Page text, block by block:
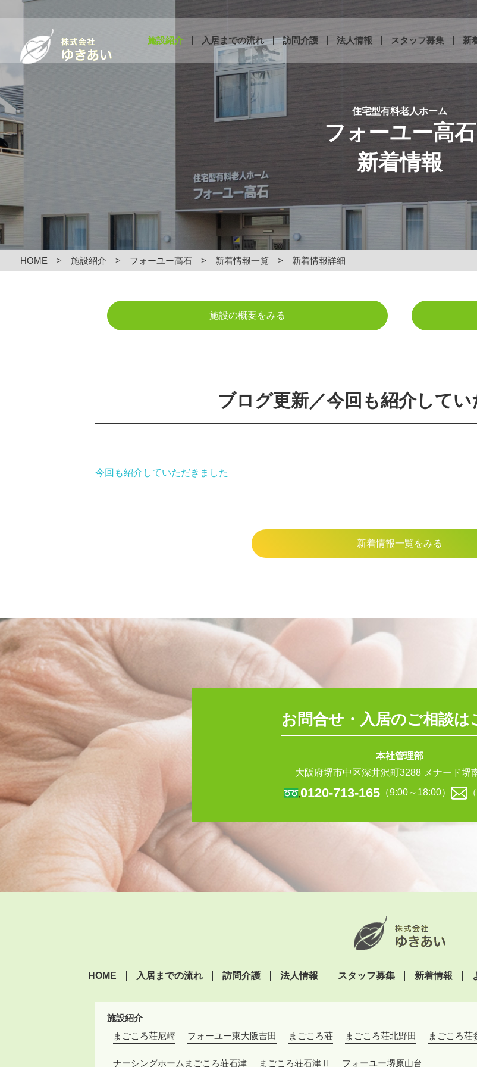
施設紹介 入居までの流れ 訪問介護 法人情報 スタッフ募集 新
住宅型有料老人ホーム
フォーユー高石
新着情報
HOME 施設紹介 フォーユー高石 新着情報一覧 新着情報詳細
施設の概要をみる
ブログ更新／今回も紹介して
今回も紹介していただきました
新着情報一覧をみる
お問合せ・入居のご相談は
本社管理部
大阪府堺市中区深井沢町3288 メナード堺
0120-713-165（9:00～18:00）
HOME 入居までの流れ 訪問介護 法人情報 スタッフ募集 新着情報
施設紹介
まごころ荘尼崎
フォーユー東大阪吉田 まごころ荘 まごころ荘北野田 まごころ荘
ナーシングホームまごころ荘石津 まごころ荘石津Ⅱ フォーユー堺原山台